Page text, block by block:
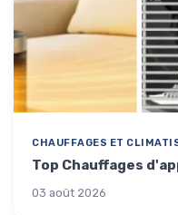
CHAUFFAGES ET
Top Chauffages
03 août 2026